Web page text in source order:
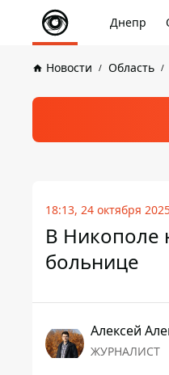
Днепр
Новости Область
18:13, 24 октября
В Никополе
больнице
Алексей
ЖУРНАЛИСТ